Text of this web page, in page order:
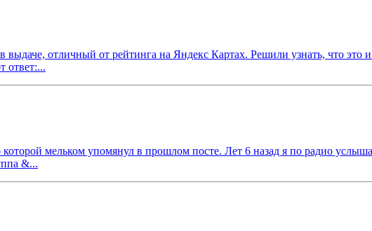
отличный от рейтинга на Яндекс Картах. Решили узнать, что это
ответ:...
которой мельком упомянул в прошлом посте. Лет 6 назад я по радио
&...